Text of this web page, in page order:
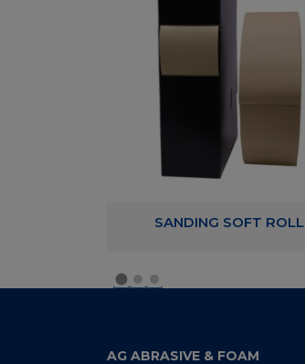
SANDING SOFT ROLL
AG ABRASIVE & FOAM